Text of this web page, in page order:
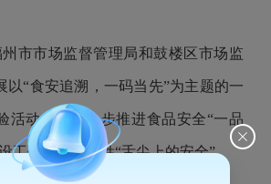
市场监督管理局和鼓楼区市场监
以“食安追溯，一码当先”为主题的一
活动，以进一步推进食品安全“一品
工作，守护百姓“舌尖上的安全”。